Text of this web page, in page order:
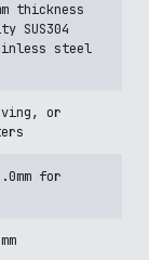
thickness
SUS304
steel
or
for